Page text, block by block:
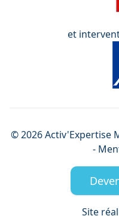
et
©2026Activ'Expertise
-
Site